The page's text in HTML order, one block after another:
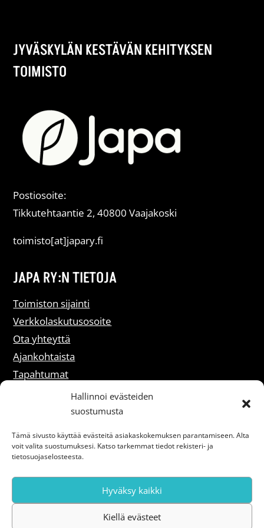
Hallinnoi evästeiden
suostumusta
Tämä sivusto käyttää evästeitä asiakaskokemuksen parantamiseen. Alta
voit valita suostumuksesi. Katso tarkemmat tiedot rekisteri- ja
tietosuojaselosteesta.
Hyväksy kaikki
Kiellä evästeet
JYVÄSKYLÄN KESTÄVÄN KEHITYKSEN
TOIMISTO
Postiosoite:
Tikkutehtaantie 2, 40800 Vaajakoski
toimisto[at]japary.fi
JAPA RY:N TIETOJA
Toimiston sijainti
Verkkolaskutusosoite
Ota yhteyttä
Ajankohtaista
Tapahtumat
Liity jäseneksi
Saavutettavuusseloste